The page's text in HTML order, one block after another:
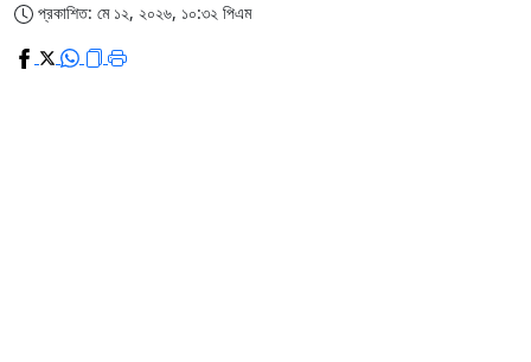
প্রকাশিত: মে ১২, ২০২৬, ১০:৩২ পিএম